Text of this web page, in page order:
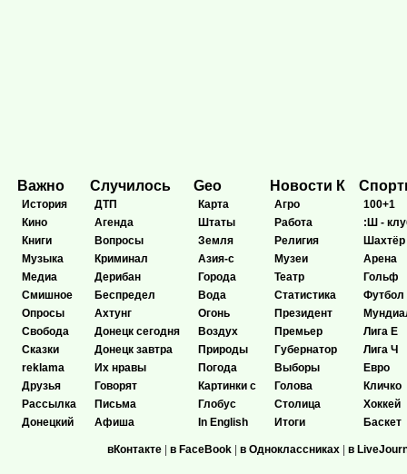
Важно
История
Кино
Книги
Музыка
Медиа
Смишное
Опросы
Свобода
Сказки
reklama
Друзья
Рассылка
Донецкий
Случилось
ДТП
Агенда
Вопросы
Криминал
Дерибан
Беспредел
Ахтунг
Донецк сегодня
Донецк завтра
Их нравы
Говорят
Письма
Афиша
Geo
Карта
Штаты
Земля
Азия-с
Города
Вода
Огонь
Воздух
Природы
Погода
Картинки с
Глобус
In English
Новости К
Агро
Работа
Религия
Музеи
Театр
Статистика
Президент
Премьер
Губернатор
Выборы
Голова
Столица
Итоги
100+1
:Ш -
Шахтёр
Арена
Гольф
Футбол
Лига Е
Лига Ч
Евро
Кличко
Хоккей
Баскет
вКонтакте | в FaceBook | в Одноклассниках | в